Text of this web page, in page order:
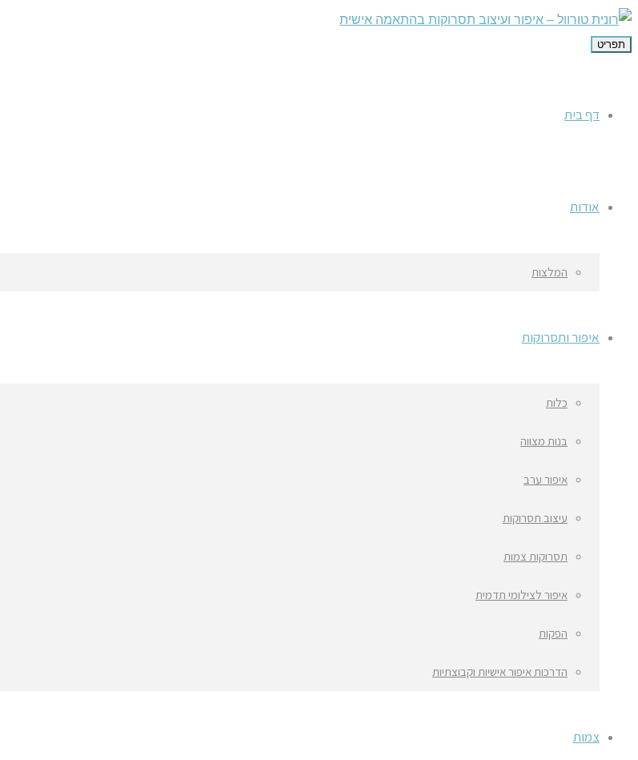
תפריט
דף בית
אודות
המלצות
איפור ותסרוקות
כלות
בנות מצווה
איפור ערב
עיצוב תסרוקות
תסרוקות צמות
איפור לצילומי תדמית
הפקות
הדרכות איפור אישיות וקבוצתיות
צמות